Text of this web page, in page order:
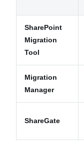
SharePoint
Migration
Tool
Migration
Manager
ShareGate